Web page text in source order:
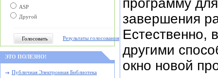
ASP
Другой
Результаты голосования
ЭТО ПОЛЕЗНО!
Публичная Электронная Библиотека
программу
завершения
Естественно,
другими
окно новой